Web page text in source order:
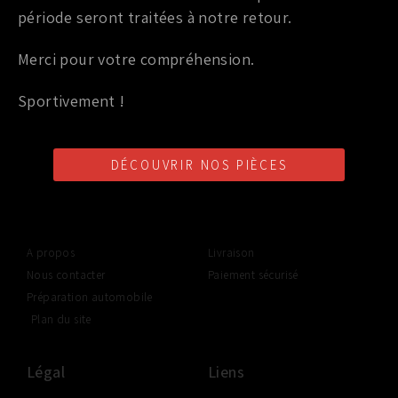
A propos
Nous contacter
Préparation automobile
Plan du site
Livraison
Paiement sécurisé
Légal Liens
période seront traitées à notre retour.
Merci pour votre compréhension.
Sportivement !
DÉCOUVRIR NOS PIÈCES